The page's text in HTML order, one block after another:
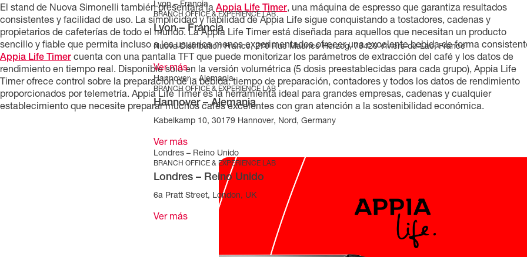
Lyon – Francia
BRANCH OFFICE & EXPERIENCE LAB
Lyon – Francia
Nuova Distribution France, 270 Rue Maurice Herzog, 73420 Viviers-du-Lac, France
Ver más
Hannover – Alemania
BRANCH OFFICE & EXPERIENCE LAB
Hannover – Alemania
Kabelkamp 10, 30179 Hannover, Nord, Germany
Ver más
Londres – Reino Unido
BRANCH OFFICE & EXPERIENCE LAB
Londres – Reino Unido
6a Pratt Street, London, UK
Ver más
El stand de Nuova Simonelli también presentará laAppia Life Timer, una máquina de espresso que garantiza resultados
consistentes y facilidad de uso. La simplicidad y fiabilidad de Appia Life sigue conquistando a tostadores, cadenas y
propietarios de cafeterías de todo el mundo. La Appia Life Timer está diseñada para aquellos que necesitan un producto
sencillo y fiable que permita incluso a los usuarios menos experimentados ofrecer una excelente bebida de forma
Appia Life Timer cuenta con una pantalla TFT que puede monitorizar los parámetros de extracción del café y los datos de
rendimiento en tiempo real. Disponible solo en la versión volumétrica (5 dosis preestablecidas para cada grupo), Appia Life
Timer ofrece control sobre la preparación de la bebida: tiempo de preparación, contadores y todos los datos de rendimiento
proporcionados por telemetría. Appia Life Timer es la herramienta ideal para grandes empresas, cadenas y cualquier
establecimiento que necesite preparar muchos cafés excelentes con gran atención a la sostenibilidad económica.